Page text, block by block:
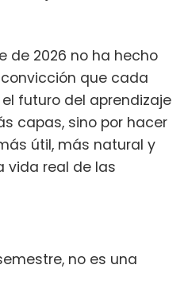
de 2026 no ha hecho
que cada
futuro del aprendizaje
capas, sino por hacer
útil, más natural y
vida real de las
no es una